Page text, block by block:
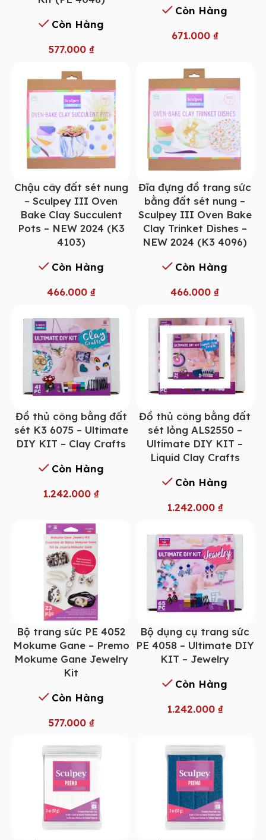
Còn Hàng
577.000 ₫
Còn Hàng
671.000 ₫
Chậu cây đất sét nung
– Sculpey III Oven
Bake Clay Succulent
Pots – NEW 2024 (K3
4103)
Còn Hàng
466.000 ₫
Đĩa đựng đồ trang sức
bằng đất sét nung –
Sculpey III Oven Bake
Clay Trinket Dishes –
NEW 2024 (K3 4096)
Còn Hàng
466.000₫
Đồ thủ công bằng đất
sét K3 6075 – Ultimate
DIY KIT – Clay Crafts
Còn Hàng
1.242.000 ₫
Đồ thủ công bằng đất
sét lỏng ALS2550 –
Ultimate DIY KIT –
Liquid Clay Crafts
Còn Hàng
1.242.000 ₫
Bộ trang sức PE 4052
Mokume Gane – Premo
Mokume Gane Jewelry
Kit
Còn Hàng
577.000 ₫
Bộ dụng cụ trang sức
PE 4058 – Ultimate DIY
KIT – Jewelry
Còn Hàng
1.242.000 ₫